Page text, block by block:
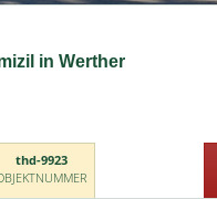
in Werther
thd-9923